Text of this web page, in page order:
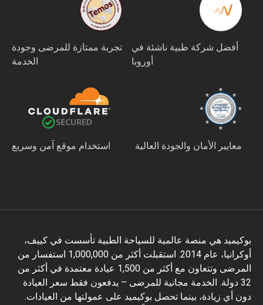
أفضل شركة طبية ناشئة في
أوروبا
تجربة ممتازة للمرضى وجودة
الخدمة
معايير الأمان والجودة العالية استخدام موقع آمن وسريع
بوكيميد هي منصة عالمية للسياحة الطبية تأسست في كييف،
أوكرانيا، عام 2014. استقبلت أكثر من 1,000,000 استفسار من
المرضى وتتعاون مع أكثر من 1,500 عيادة معتمدة في أكثر من
32 دولة. الخدمة مجانية للمرضى – يدفعون فقط سعر العيادة
دون أي زيادة، بينما تحصل بوكيميد على عمولتها من العيادات.